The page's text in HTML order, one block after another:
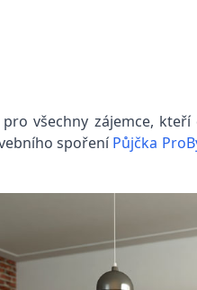
všechny zájemce,
spořeníPůjčka